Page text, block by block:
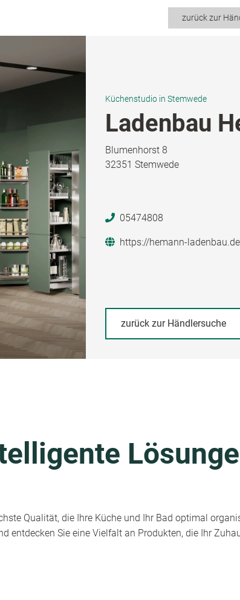
zurück zur
Küchenstudio in Stemwede
Ladenbau
Blumenhorst 8
32351 Stemwede
05474808
https://hemann-ladenbau.de
zurück zur Händlersuche
Qualität, die Ihre Küche und Ihr Bad optimal
entdecken Sie eine Vielfalt an Produkten, die Ihr